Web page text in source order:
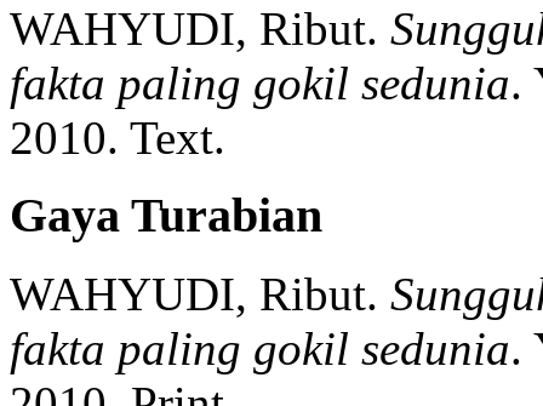
WAHYUDI, Ribut.
fakta paling gokil sedunia.
2010. Text.
Gaya Turabian
WAHYUDI, Ribut.
fakta paling gokil sedunia.